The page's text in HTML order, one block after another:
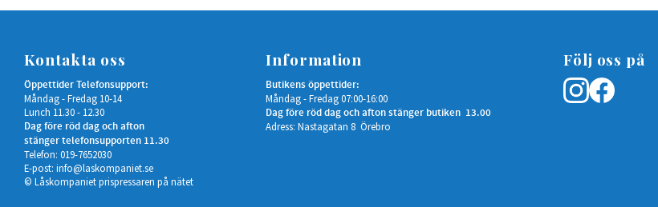
Kontakta oss
Öppettider Telefonsupport:
Måndag - Fredag 10-14
Lunch 11.30 - 12.30
Dag före röd dag och afton
stänger telefonsupporten 11.30
Telefon: 019-7652030
E-post: info@laskompaniet.se
© Låskompaniet prispressaren på nätet
Information
Butikens öppettider:
Måndag - Fredag 07:00-16:00
Dag före röd dag och afton stänger butiken 13.00
Adress: Nastagatan 8 Örebro
Följ oss på